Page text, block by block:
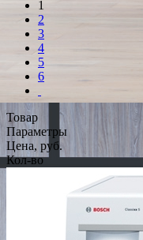
1
2
3
4
5
6
Товар
Параметры
Цена, руб.
Кол-во